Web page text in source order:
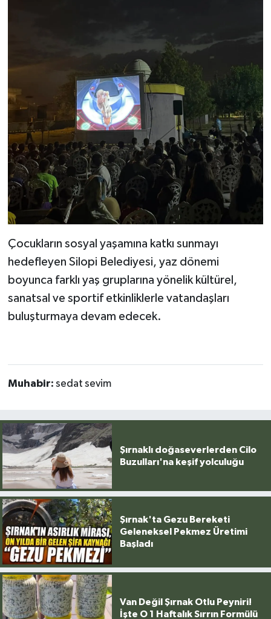
Çocukların sosyal yaşamına katkı sunmayı
hedefleyen Silopi Belediyesi, yaz dönemi
boyunca farklı yaş gruplarına yönelik kültürel,
sanatsal ve sportif etkinliklerle vatandaşları
buluşturmaya devam edecek.
Muhabir: sedat sevim
Şırnaklı doğaseverlerden Cilo
Buzulları'na keşif yolculuğu
Şırnak'ta Gezu Bereketi
Geleneksel Pekmez Üretimi
Başladı
Van Değil Şırnak Otlu Peyniri!
İşte O 1 Haftalık Sırrın Formülü